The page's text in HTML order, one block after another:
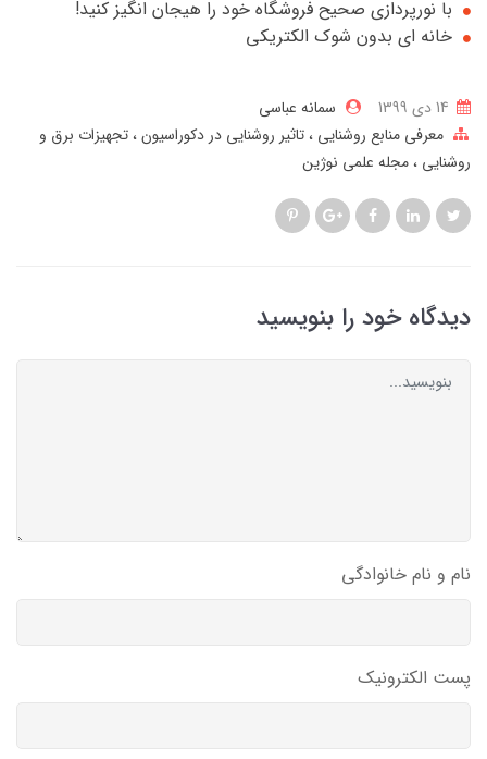
با نورپردازی صحیح فروشگاه خود را هیجان انگیز کنید!
خانه ای بدون شوک الکتریکی
سمانه عباسی
معرفی منابع روشنایی تاثیر روشنایی در دکوراسیون تجهیزات برق و
روشنایی مجله علمی نوژین
دیدگاه خود را بنویسید
نام و نام خانوادگی
پست الکترونیک